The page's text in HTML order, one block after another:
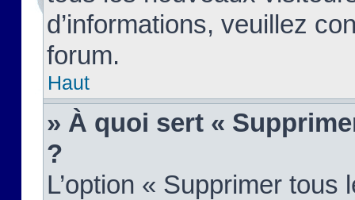
d’informations, veuillez
forum.
Haut
» À quoi sert «
?
L’option « Supprimer